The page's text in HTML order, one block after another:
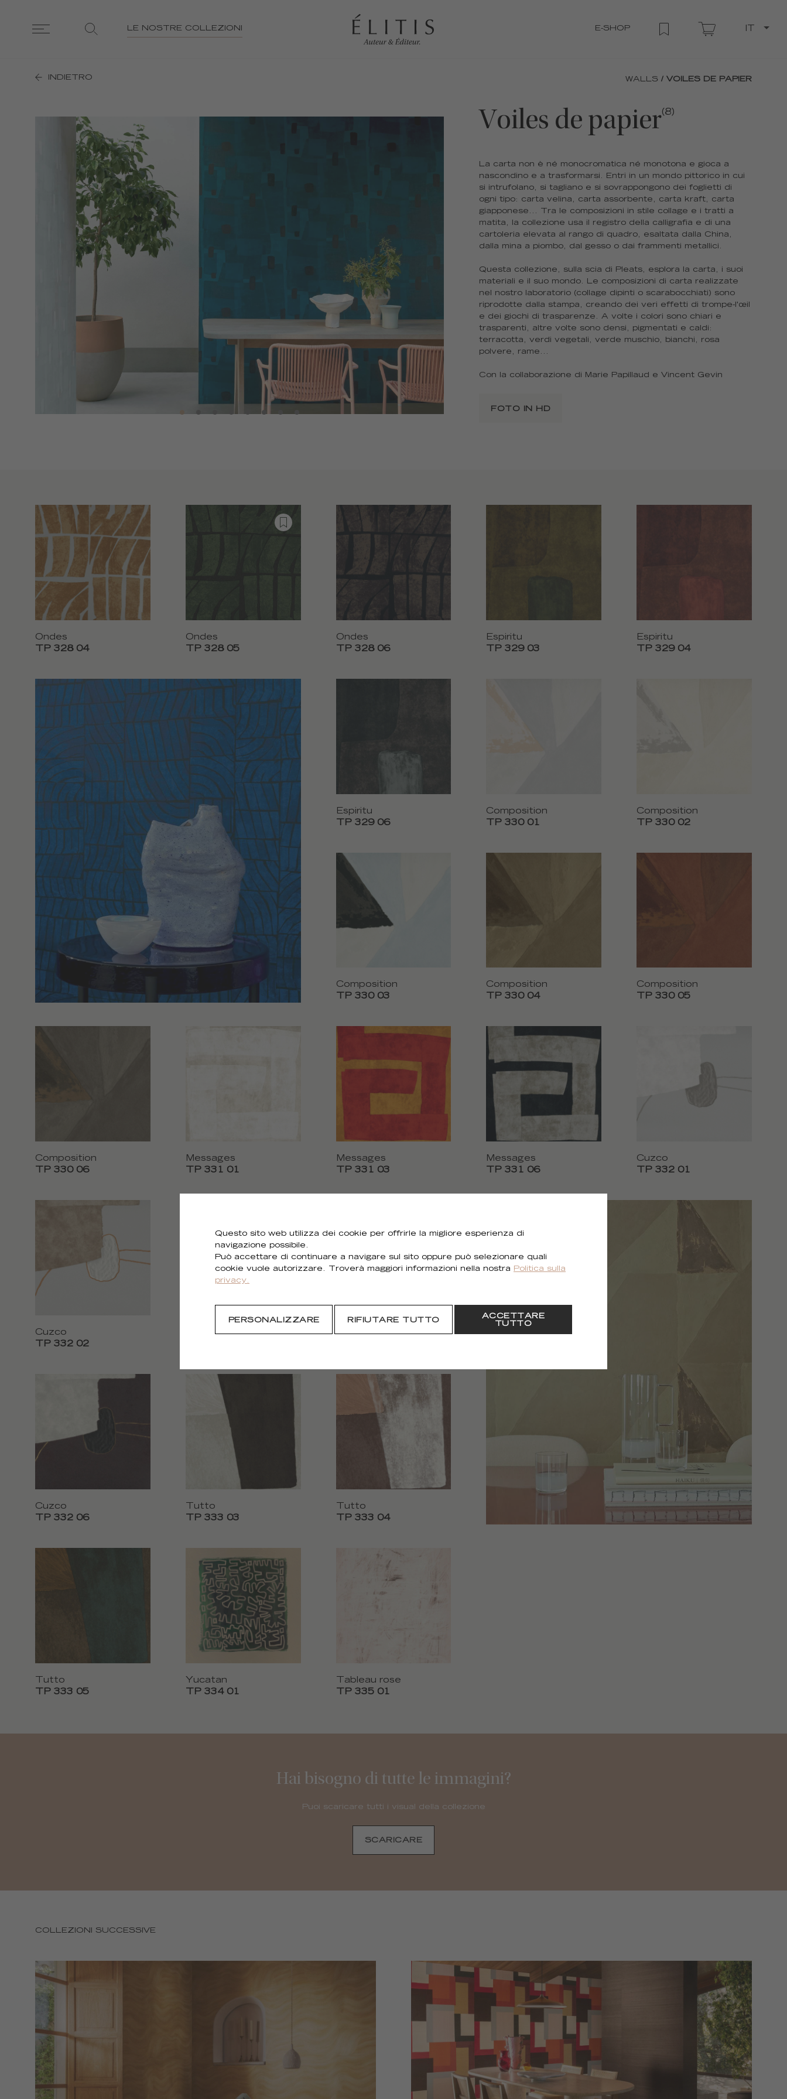
LE NOSTRE COLLEZIONI E-SHOP
INDIETRO WALLS / VOILES DE PAPIER
Voiles de papier(8)
La carta non è né monocromatica né monotona e gioca a
nascondino e a trasformarsi. Entri in un mondo pittorico in cui
si intrufolano, si tagliano e si sovrappongono dei foglietti di
ogni tipo: carta velina, carta assorbente, carta kraft, carta
giapponese... Tra le composizioni in stile collage e i tratti a
matita, la collezione usa il registro della calligrafia e di una
cartoleria elevata al rango di quadro, esaltata dalla China,
dalla mina a piombo, dal gesso o dai frammenti metallici.
Questa collezione, sulla scia di Pleats, esplora la carta, i suoi
materiali e il suo mondo. Le composizioni di carta realizzate
nel nostro laboratorio (collage dipinti o scarabocchiati) sono
riprodotte dalla stampa, creando dei veri effetti di trompe-l'œil
e dei giochi di trasparenze. A volte i colori sono chiari e
trasparenti, altre volte sono densi, pigmentati e caldi:
terracotta, verdi vegetali, verde muschio, bianchi, rosa
polvere, rame...
Con la collaborazione di Marie Papillaud e Vincent Gevin
FOTO IN HD
Ondes
TP 328 04
Ondes
TP 328 05
Ondes
TP 328 06
Espiritu
TP 329 03
Espiritu
TP 329 04
Espiritu
TP 329 06
Composition
TP 330 01
Composition
TP 330 02
Composition
TP 330 03
Composition
TP 330 04
Composition
TP 330 05
Composition
TP 330 06
Messages
TP 331 01
Messages
TP 331 03
Messages
TP 331 06
Cuzco
TP 332 01
Cuzco
TP 332 02
Cuzco
Cuzco
Cuzco
TP 332 06
Tutto
TP 333 03
Tutto
TP 333 04
Tutto
TP 333 05
Yucatan
TP 334 01
Tableau rose
TP 335 01
Hai bisogno di tutte le immagini?
Puoi scaricare tutti i visual della collezione
SCARICARE
COLLEZIONI SUCCESSIVE
Questo sito web utilizza dei cookie per offrirle la migliore esperienza di
navigazione possibile.
Può accettare di continuare a navigare sul sito oppure può selezionare quali
cookie vuole autorizzare. Troverà maggiori informazioni nella nostra Politica sulla
privacy.
PERSONALIZZARE RIFIUTARE TUTTO
ACCETTARE
TUTTO